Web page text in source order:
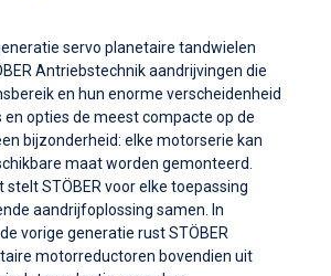
servo planetaire tandwielen
Antriebstechnik aandrijvingen die
en hun enorme verscheidenheid
opties de meest compacte op de
bijzonderheid: elke motorserie kan
maat worden gemonteerd.
stelt STÖBER voor elke toepassing
aandrijfoplossing samen. In
vorige generatie rust STÖBER
motorreductoren bovendien uit